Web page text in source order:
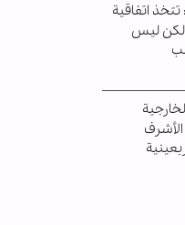
اتفاقية
ليس
الأشرف